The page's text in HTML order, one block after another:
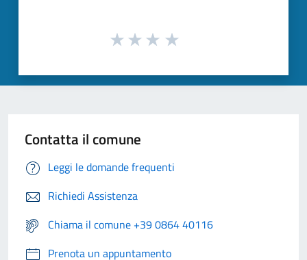
Contatta il comune
Leggi le domande frequenti
Richiedi Assistenza
Chiama il comune +39 0864 40116
Prenota un appuntamento